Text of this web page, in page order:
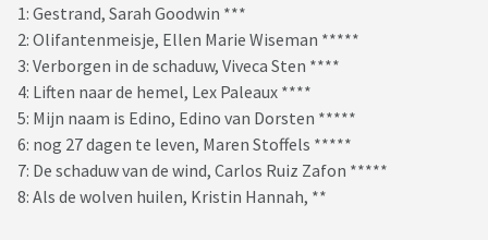
1: Gestrand, Sarah Goodwin ***
2: Olifantenmeisje, Ellen Marie Wiseman *****
3: Verborgen in de schaduw, Viveca Sten ****
4: Liften naar de hemel, Lex Paleaux ****
5: Mijn naam is Edino, Edino van Dorsten *****
6: nog 27 dagen te leven, Maren Stoffels *****
7: De schaduw van de wind, Carlos Ruiz Zafon *****
8: Als de wolven huilen, Kristin Hannah, **